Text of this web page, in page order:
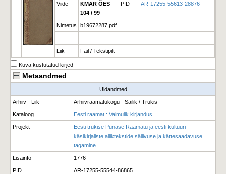
Viide
KMAR ÕES
104 / 99
PID AR-17255-55613-28876
Nimetus b19672287.pdf
Liik Fail / Tekstipilt
Kuva kustutatud kirjed
Metaandmed
Üldandmed
Arhiiv - Liik Arhiivraamatukogu - Säilik / Trükis
Kataloog Eesti raamat : Vaimulik kirjandus
Projekt
Eesti trükise Punase Raamatu ja eesti kultuuri
käsikirjaliste alliktekstide säilivuse ja kättesaadavuse
tagamine
Lisainfo 1776
PID AR-17255-55544-86865